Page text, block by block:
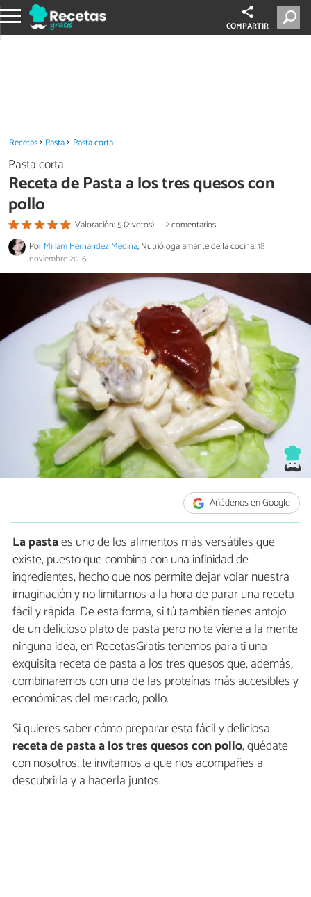
COMPARTIR
Recetas Pasta Pasta corta
Pasta corta
Receta de Pasta a los tres quesos con
pollo
Valoración: 5 (2 votos)
2 comentarios
PorMiriam Hernandez Medina, Nutrióloga amante de la cocina.18
noviembre 2016
Añádenos en Google
La pastaes uno de los alimentos más versátiles que
existe, puesto que combina con una infinidad de
ingredientes, hecho que nos permite dejar volar nuestra
imaginación y no limitarnos a la hora de parar una receta
fácil y rápida. De esta forma, si tú también tienes antojo
de un delicioso plato de pasta pero no te viene a la mente
ninguna idea, en RecetasGratis tenemos para ti una
exquisita receta de pasta a los tres quesos que, además,
combinaremos con una de las proteínas más accesibles y
económicas del mercado, pollo.
Si quieres saber cómo preparar esta fácil y deliciosa
receta de pasta a los tres quesos con pollo, quédate
con nosotros, te invitamos a que nos acompañes a
descubrirla y a hacerla juntos.